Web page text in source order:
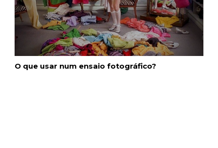
O que usar num ensaio fotográfico?